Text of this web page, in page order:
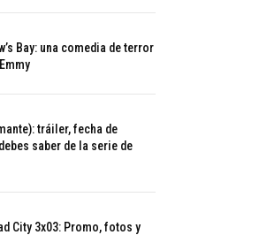
Bay: una comedia de terror
tráiler, fecha de
saber de la serie de
City 3x03: Promo, fotos y